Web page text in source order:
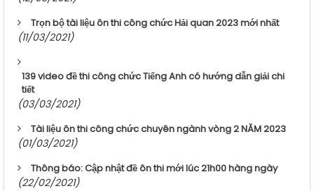
Trọn bộ tài liệu ôn thi công chức Hải quan 2023 mới nhất
(11/03/2021)
139 video đề thi công chức Tiếng Anh có hướng dẫn giải chi
tiết
(03/03/2021)
Tài liệu ôn thi công chức chuyên ngành vòng 2 NĂM 2023
(01/03/2021)
Thông báo: Cập nhật đề ôn thi mới lúc 21h00 hàng ngày
(22/02/2021)